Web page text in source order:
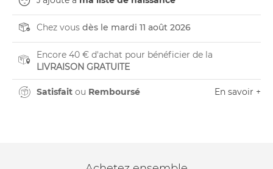
Chez vous dès le mardi 11 août 2026
Encore 40 € d'achat pour bénéficier de la
LIVRAISON GRATUITE
Satisfait ou Remboursé En savoir +